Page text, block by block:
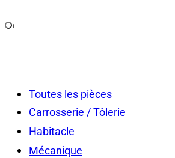
+
Toutes les pièces
Carrosserie / Tôlerie
Habitacle
Mécanique